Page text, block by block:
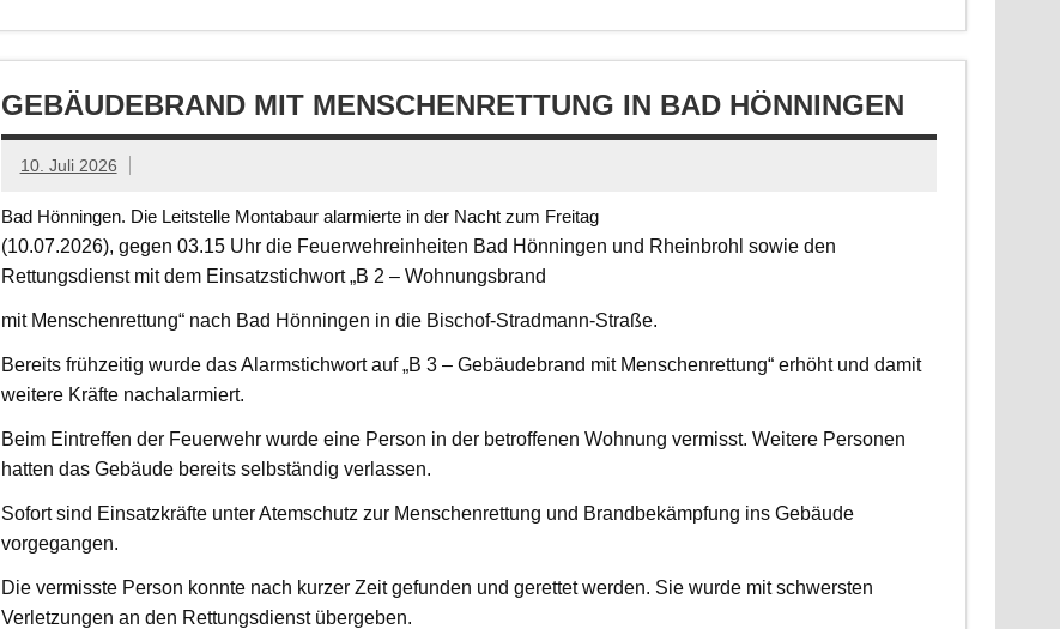
GEBÄUDEBRAND MIT MENSCHENRETTUNG IN BAD HÖNNINGEN
10. Juli 2026
Bad Hönningen. Die Leitstelle Montabaur alarmierte in der Nacht zum Freitag
(10.07.2026), gegen 03.15 Uhr die Feuerwehreinheiten Bad Hönningen und Rheinbrohl sowie den
Rettungsdienst mit dem Einsatzstichwort „B 2 – Wohnungsbrand
mit Menschenrettung“ nach Bad Hönningen in die Bischof-Stradmann-Straße.
Bereits frühzeitig wurde das Alarmstichwort auf „B 3 – Gebäudebrand mit Menschenrettung“ erhöht und damit
weitere Kräfte nachalarmiert.
Beim Eintreffen der Feuerwehr wurde eine Person in der betroffenen Wohnung vermisst. Weitere Personen
hatten das Gebäude bereits selbständig verlassen.
Sofort sind Einsatzkräfte unter Atemschutz zur Menschenrettung und Brandbekämpfung ins Gebäude
vorgegangen.
Die vermisste Person konnte nach kurzer Zeit gefunden und gerettet werden. Sie wurde mit schwersten
Verletzungen an den Rettungsdienst übergeben.